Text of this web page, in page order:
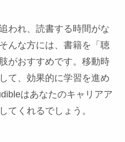
われ、読書する時間がな
んな方には、書籍を「聴
がおすすめです。移動時
て、効果的に学習を進め
はあなたのキャリアア
てくれるでしょう。